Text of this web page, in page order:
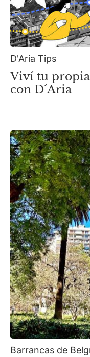
D'Aria Tips
Viví tu
con D´Aria
Barrancas de